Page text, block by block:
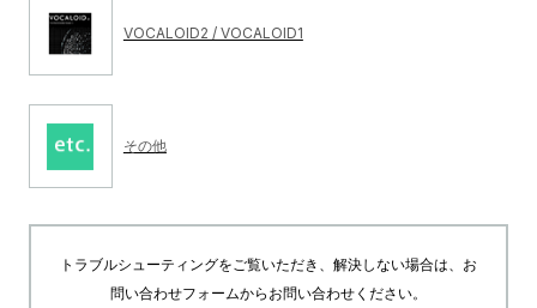
VOCALOID2 / VOCALOID1
その他
トラブルシューティングをご覧いただき、解決しない場合は、お
問い合わせフォームからお問い合わせください。